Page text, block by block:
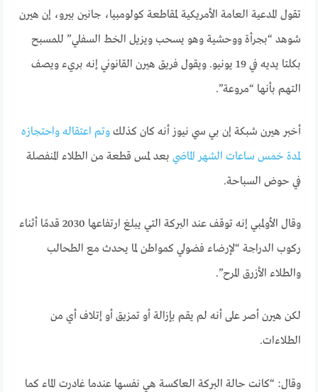
تقول المدعية العامة الأمريكية لمقاطعة كولومبيا، جانين بيرو، إن هيرن
شوهد “بجرأة ووحشية وهو يسحب ويزيل الخط السفلي” للمسبح
بكلتا يديه في 19 يونيو. ويقول فريق هيرن القانوني إنه بريء ويصف
التهم بأنها “مروعة”.
أخبر هيرن شبكة إن بي سي نيوز أنه كان كذلكوتم اعتقاله واحتجازه
لمدة خمس ساعات الشهر الماضي بعد لمس قطعة من الطلاء المنفصلة
في حوض السباحة.
وقال الأولمبي إنه توقف عند البركة التي يبلغ ارتفاعها 2030 قدمًا أثناء
ركوب الدراجة “لإرضاء فضولي كمواطن لما يحدث مع الطحالب
والطلاء الأزرق المرح”.
لكن هيرن أصر على أنه لم يقم بإزالة أو تمزيق أو إتلاف أي من
الطلاءات.
وقال: “كانت حالة البركة العاكسة هي نفسها عندما غادرت الماء كما